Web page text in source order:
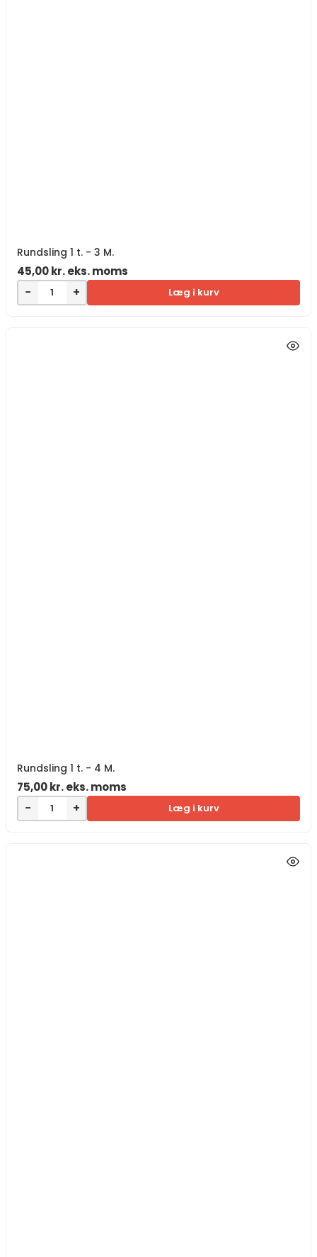
Rundsling 1 t. - 3 M.
45,00kr.eks. moms
− + Læg i kurv
Rundsling 1 t. - 4 M.
75,00kr.eks. moms
− + Læg i kurv